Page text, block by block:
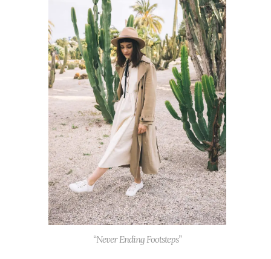
“Never Ending Footsteps”